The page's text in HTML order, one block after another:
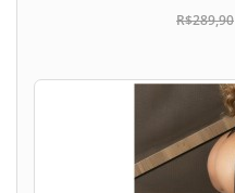
R$289,90